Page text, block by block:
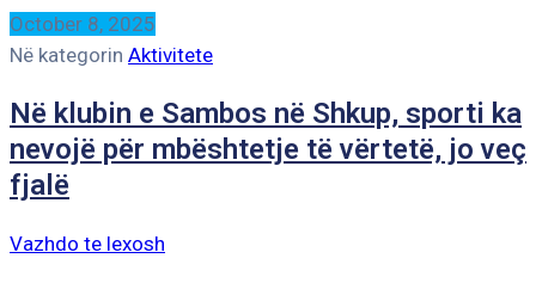
October 8, 2025
Në kategorin Aktivitete
Në klubin e Sambos në Shkup, sporti ka
nevojë për mbështetje të vërtetë, jo veç
fjalë
Vazhdo te lexosh